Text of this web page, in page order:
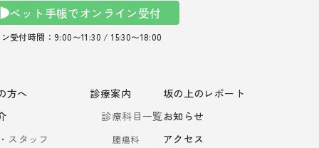
ペット手帳でオンライン受付
受付時間：9:00〜11:30 / 15:30〜18:00
方へ
スタッフ
診療案内
診療科目一覧
腫瘍科
坂の上のレポート
お知らせ
アクセス